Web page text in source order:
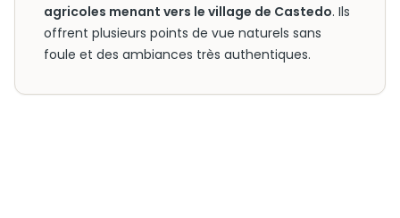
agricoles menant vers le village de Castedo. Ils
offrent plusieurs points de vue naturels sans
foule et des ambiances très authentiques.